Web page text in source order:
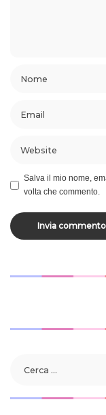
Salva il mio nome,
volta che commento.